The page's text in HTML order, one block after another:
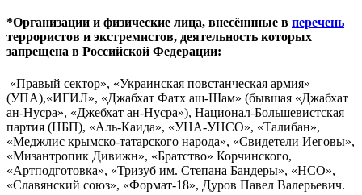
*Организации и физические лица, внесённные в перечень
террористов и экстремистов, деятельность которых
запрещена в Российской Федерации:
«Правый сектор», «Украинская повстанческая армия»
(УПА),«ИГИЛ», «Джабхат Фатх аш-Шам» (бывшая «Джабхат
ан-Нусра», «Джебхат ан-Нусра»), Национал-Большевистская
партия (НБП), «Аль-Каида», «УНА-УНСО», «Талибан»,
«Меджлис крымско-татарского народа», «Свидетели Иеговы»,
«Мизантропик Дивижн», «Братство» Корчинского,
«Артподготовка», «Тризуб им. Степана Бандеры», «НСО»,
«Славянский союз», «Формат-18», Дуров Павел Валерьевич.